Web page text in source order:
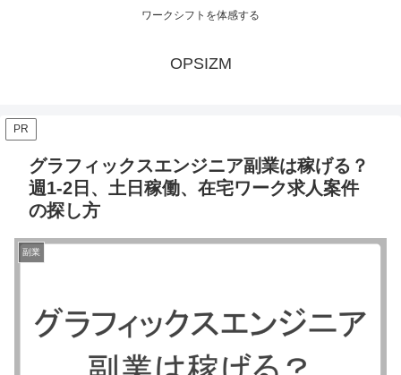
ワークシフトを体感する
OPSIZM
PR
グラフィックスエンジニア副業は稼げる？
週1-2日、土日稼働、在宅ワーク求人案件
の探し方
副業